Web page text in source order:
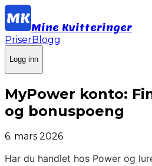
Mine Kvitteringer
PriserBlogg
Logg inn
MyPower konto:
og bonuspoeng
6. mars 2026
Har du handlet hos Power og